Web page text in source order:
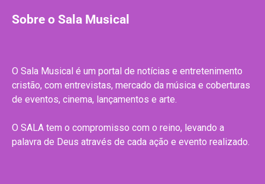
Sobre o Sala Musical
O Sala Musical é um portal de notícias e entretenimento
cristão, com entrevistas, mercado da música e coberturas
de eventos, cinema, lançamentos e arte.
O SALA tem o compromisso com o reino, levando a
palavra de Deus através de cada ação e evento realizado.